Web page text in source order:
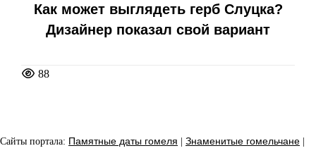
Как может выглядеть герб Слуцка?
Дизайнер показал свой вариант
88
Сайты портала: Памятные даты гомеля | Знаменитые гомельчане |